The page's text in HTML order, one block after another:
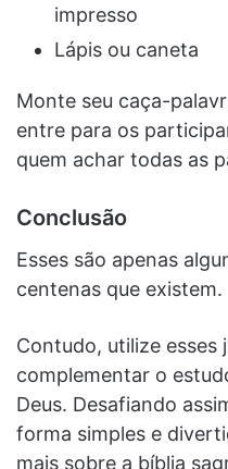
impresso
Lápis ou caneta
Monte seu caça-
entre para os
quem achar todas as
Conclusão
Esses são apenas
centenas que existem.
Contudo, utilize esses
complementar o
Deus. Desafiando
forma simples e
mais sobre a bíblia